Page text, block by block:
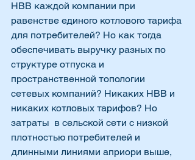
НВВ каждой компании при
равенстве единого котлового тарифа
для потребителей? Но как тогда
обеспечивать выручку разных по
структуре отпуска и
пространственной топологии
сетевых компаний? Никаких НВВ и
никаких котловых тарифов? Но
затраты  в сельской сети с низкой
плотностью потребителей и
длинными линиями априори выше,